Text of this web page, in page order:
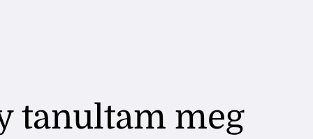
tanultam meg